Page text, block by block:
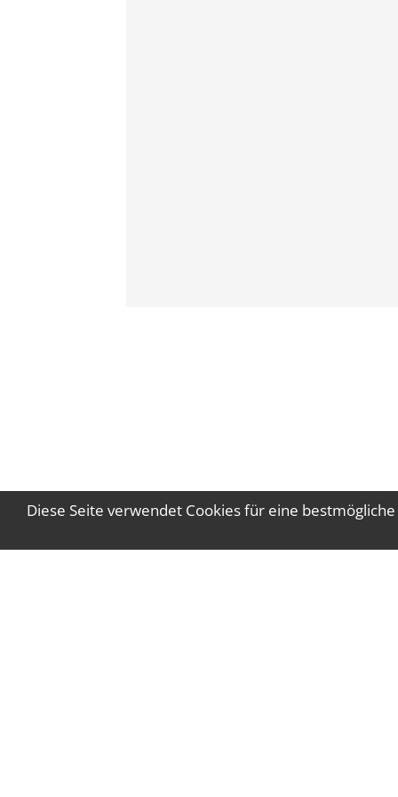
Diese Seite verwendet Cookies für eine